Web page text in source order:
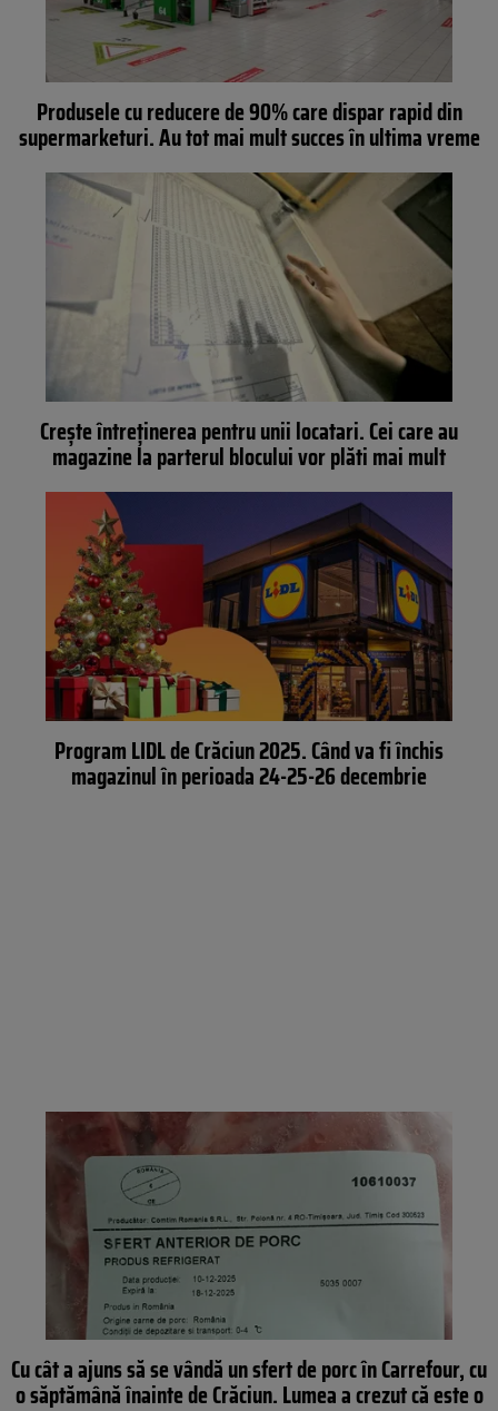
Produsele cu reducere de 90% care dispar rapid din
supermarketuri. Au tot mai mult succes în ultima vreme
Crește întreținerea pentru unii locatari. Cei care au
magazine la parterul blocului vor plăti mai mult
Program LIDL de Crăciun 2025. Când va fi închis
magazinul în perioada 24-25-26 decembrie
Cu cât a ajuns să se vândă un sfert de porc în Carrefour, cu
o săptămână înainte de Crăciun. Lumea a crezut că este o